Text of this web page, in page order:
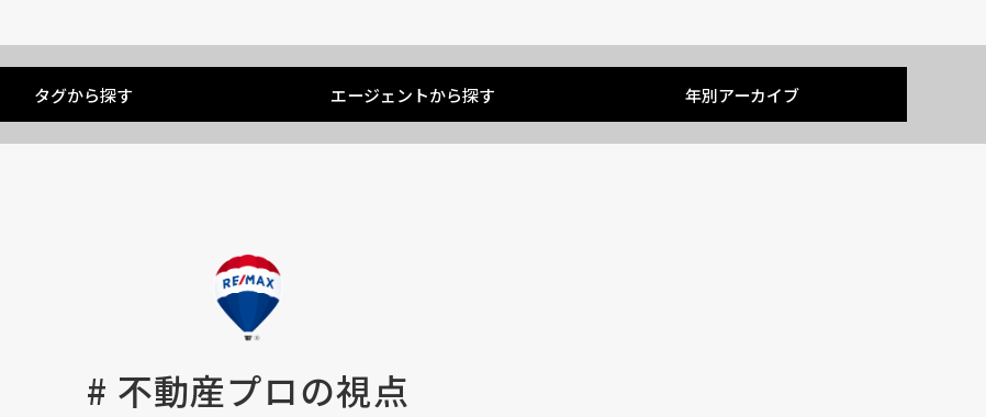
タグから探す エージェントから探す 年別アーカイブ
# 不動産プロの視点